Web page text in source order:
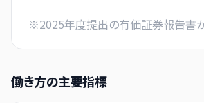
※2025年度提出の有価証券報告書
働き方の主要指標